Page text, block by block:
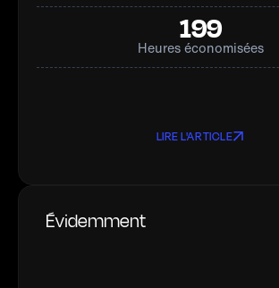
199
Heures économisées
LIRE L'ARTICLE
Évidemment